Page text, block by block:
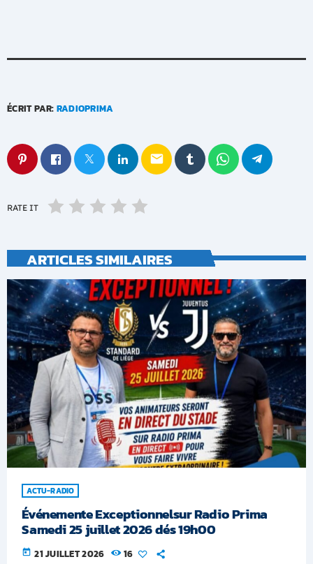
ÉCRIT PAR: RADIOPRIMA
email
RATE IT
ARTICLES SIMILAIRES
ACTU-RADIO
Événemente Exceptionnelsur Radio Prima
Samedi 25 juillet 2026 dés 19h00
today 21 JUILLET 2026 16